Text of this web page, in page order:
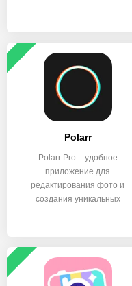
Polarr
Polarr Pro – удобное
приложение для
редактирования фото и
создания уникальных